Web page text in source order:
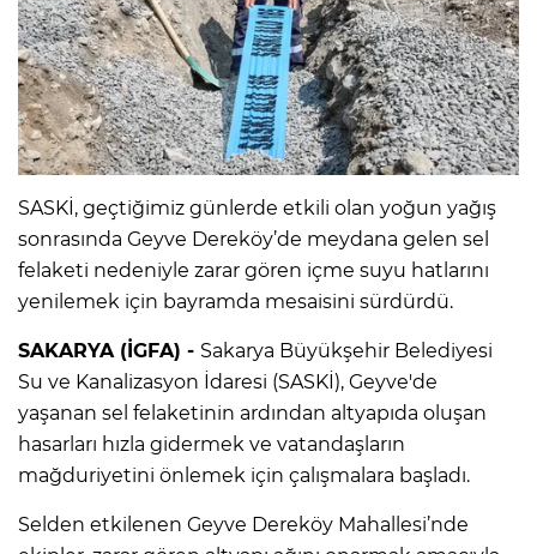
SASKİ, geçtiğimiz günlerde etkili olan yoğun yağış
sonrasında Geyve Dereköy’de meydana gelen sel
felaketi nedeniyle zarar gören içme suyu hatlarını
yenilemek için bayramda mesaisini sürdürdü.
SAKARYA (İGFA) - Sakarya Büyükşehir Belediyesi
Su ve Kanalizasyon İdaresi (SASKİ), Geyve'de
yaşanan sel felaketinin ardından altyapıda oluşan
hasarları hızla gidermek ve vatandaşların
mağduriyetini önlemek için çalışmalara başladı.
Selden etkilenen Geyve Dereköy Mahallesi’nde